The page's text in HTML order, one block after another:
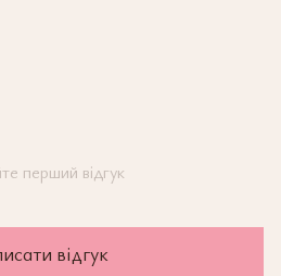
перший відгук
відгук